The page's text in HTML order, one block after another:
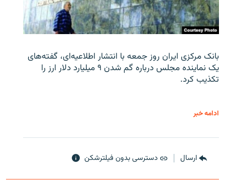
بانک مرکزی ایران روز جمعه با انتشار اطلاعیه‌ای، گفته‌های
یک نماینده مجلس درباره گم شدن ۹ میلیارد دلار ارز را
تکذیب کرد.
ادامه خبر
ارسال دسترسی بدون فیلترشکن